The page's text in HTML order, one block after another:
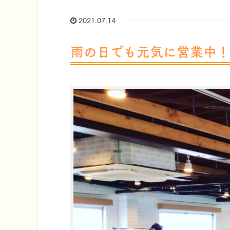
2021.07.14
雨の日でも元気に営業中